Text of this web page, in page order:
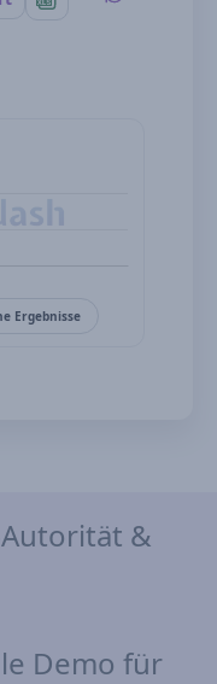
Ergebnisse
&
Demo für